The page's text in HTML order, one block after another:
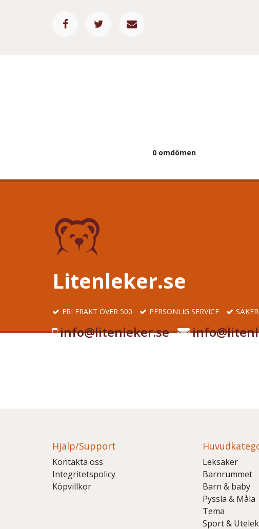
0 omdömen
Litenleker.se
FRI FRAKT ÖVER 500 PERSONLIG SERVICE
info@litenleker.se
Hjälp/Support
Kontakta oss
Integritetspolicy
Köpvillkor
Leksaker
Barnrummet
Barn & baby
Pyssla & Måla
Tema
Sport & Utelek